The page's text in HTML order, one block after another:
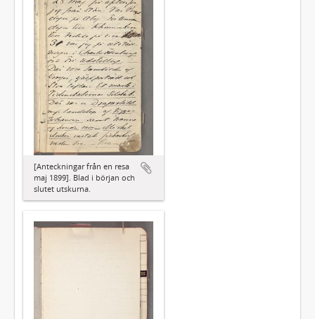
[Anteckningar från en resa
maj 1899]. Blad i början och
slutet utskurna.